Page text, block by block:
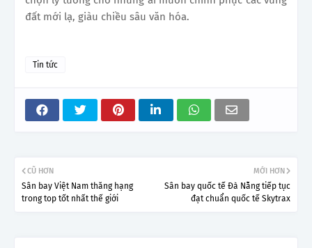
đất mới lạ, giàu chiều sâu văn hóa.
Tin tức
MỚI HƠN
Sân bay quốc tế Đà Nẵng tiếp tục
đạt chuẩn quốc tế Skytrax
CŨ HƠN
Sân bay Việt Nam thăng hạng
trong top tốt nhất thế giới